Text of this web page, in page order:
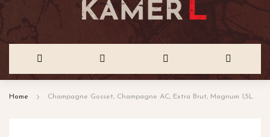
Home Champagne Gosset, Champagne AC, Extra Brut, Magnum 1,5L